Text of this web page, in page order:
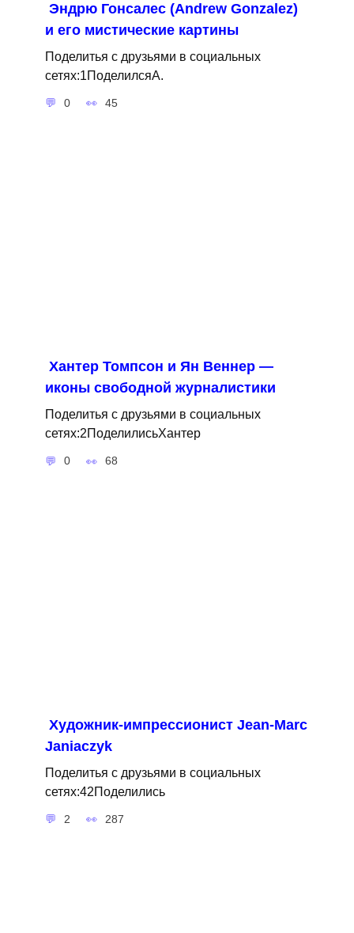
Эндрю Гонсалес (Andrew Gonzalez)
и его мистические картины
Поделитья с друзьями в социальных
сетях:1ПоделилсяA.
0 45
Хантер Томпсон и Ян Веннер —
иконы свободной журналистики
Поделитья с друзьями в социальных
сетях:2ПоделилисьХантер
0 68
Художник-импрессионист Jean-Marc
Janiaczyk
Поделитья с друзьями в социальных
сетях:42Поделились
2 287